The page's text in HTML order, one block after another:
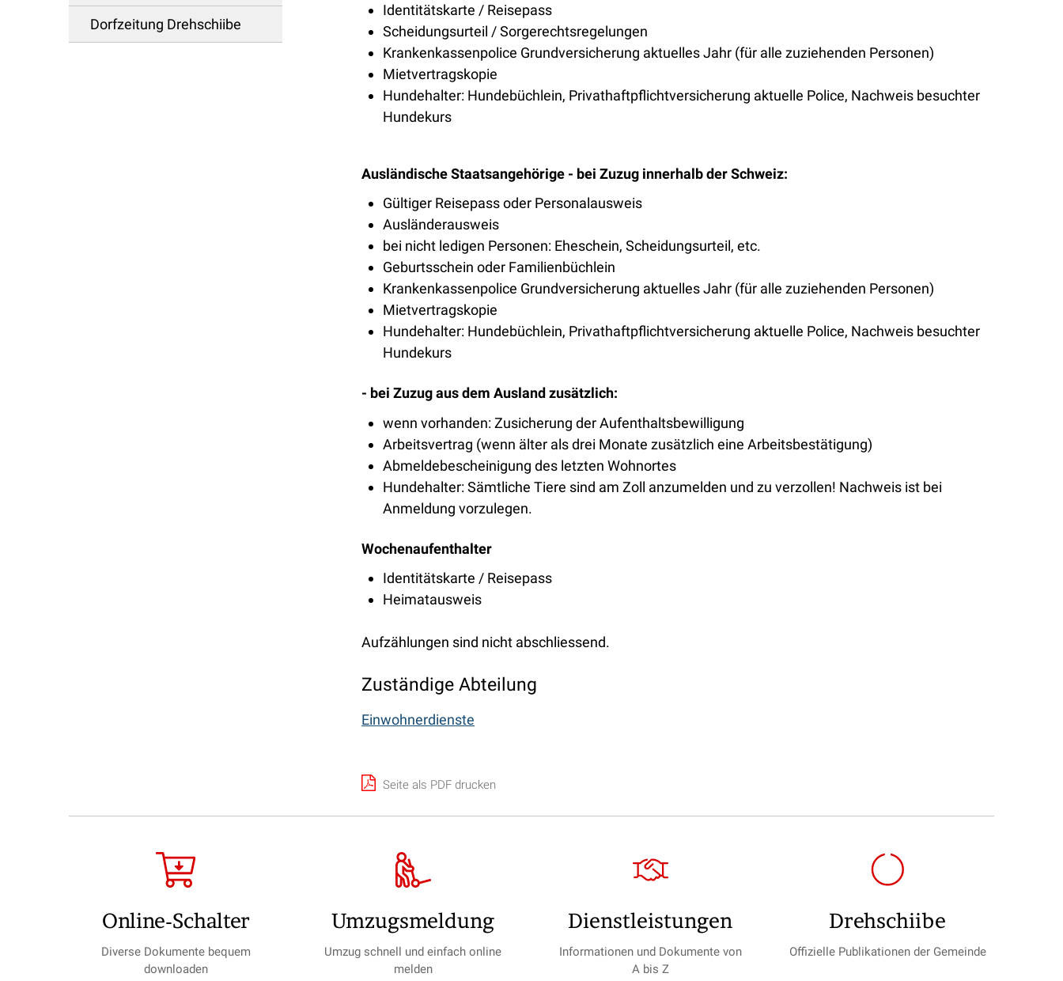
Dorfzeitung Drehschiibe
Identitätskarte / Reisepass
Scheidungsurteil / Sorgerechtsregelungen
Krankenkassenpolice Grundversicherung aktuelles Jahr (für alle zuziehenden Personen)
Mietvertragskopie
Hundehalter: Hundebüchlein, Privathaftpflichtversicherung aktuelle Police, Nachweis besuchter
Hundekurs
Ausländische Staatsangehörige - bei Zuzug innerhalb der Schweiz:
Gültiger Reisepass oder Personalausweis
Ausländerausweis
bei nicht ledigen Personen: Eheschein, Scheidungsurteil, etc.
Geburtsschein oder Familienbüchlein
Krankenkassenpolice Grundversicherung aktuelles Jahr (für alle zuziehenden Personen)
Mietvertragskopie
Hundehalter: Hundebüchlein, Privathaftpflichtversicherung aktuelle Police, Nachweis besuchter
Hundekurs
- bei Zuzug aus dem Ausland zusätzlich:
wenn vorhanden: Zusicherung der Aufenthaltsbewilligung
Arbeitsvertrag (wenn älter als drei Monate zusätzlich eine Arbeitsbestätigung)
Abmeldebescheinigung des letzten Wohnortes
Hundehalter: Sämtliche Tiere sind am Zoll anzumelden und zu verzollen! Nachweis ist bei
Anmeldung vorzulegen.
Wochenaufenthalter
Identitätskarte / Reisepass
Heimatausweis
Aufzählungen sind nicht abschliessend.
Zuständige Abteilung
Einwohnerdienste
Seite als PDF drucken
Online-Schalter
Diverse Dokumente bequem
downloaden
Umzugs­meldung
Umzug schnell und einfach online
melden
Dienst­leistungen
Informationen und Dokumente von
A bis Z
Drehschiibe
Offizielle Publikationen der Gemeinde